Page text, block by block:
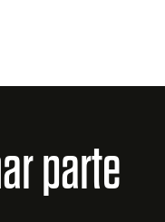
parte